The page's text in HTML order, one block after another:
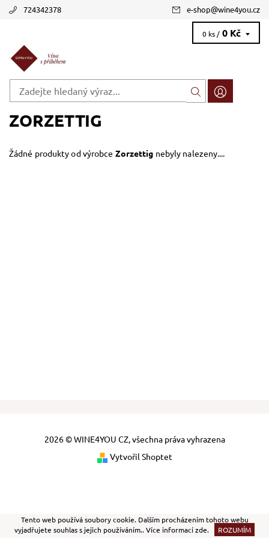
724342378 e-shop@wine4you.cz
0 ks / 0 Kč
ZORZETTIG
Žádné produkty od výrobce Zorzettig nebyly nalezeny....
2026 © WINE4YOU CZ, všechna práva vyhrazena
Vytvořil Shoptet
Tento web používá soubory cookie. Dalším procházením tohoto webu
vyjadřujete souhlas s jejich používáním.. Více informacízde. ROZUMÍM